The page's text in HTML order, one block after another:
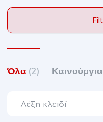
Όλα (2) Καινούργια